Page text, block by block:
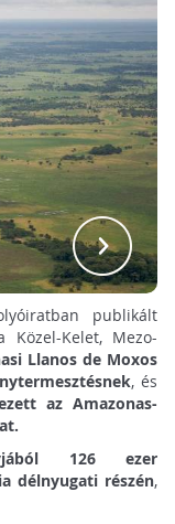
publikált
Közel-Kelet, Mezo-
Llanos de Moxos
, és
az Amazonas-
126 ezer
délnyugati részén,